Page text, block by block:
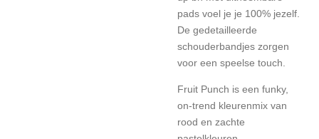
pads voel je je 100% jezelf.
De gedetailleerde
schouderbandjes zorgen
voor een speelse touch.
Fruit Punch is een funky,
on-trend kleurenmix van
rood en zachte